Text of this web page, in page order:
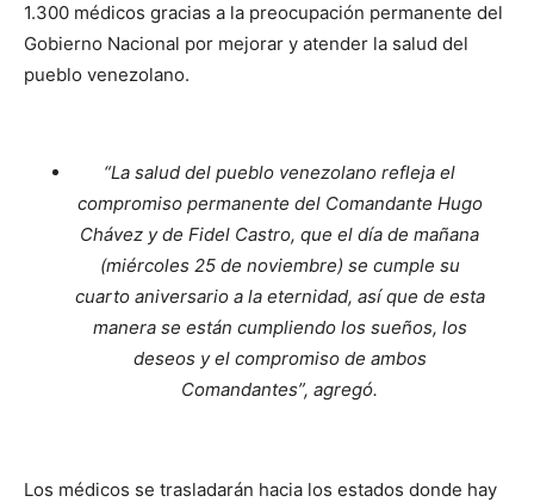
1.300 médicos gracias a la preocupación permanente del
Gobierno Nacional por mejorar y atender la salud del
pueblo venezolano.
“La salud del pueblo venezolano refleja el
compromiso permanente del Comandante Hugo
Chávez y de Fidel Castro, que el día de mañana
(miércoles 25 de noviembre) se cumple su
cuarto aniversario a la eternidad, así que de esta
manera se están cumpliendo los sueños, los
deseos y el compromiso de ambos
Comandantes”, agregó.
Los médicos se trasladarán hacia los estados donde hay